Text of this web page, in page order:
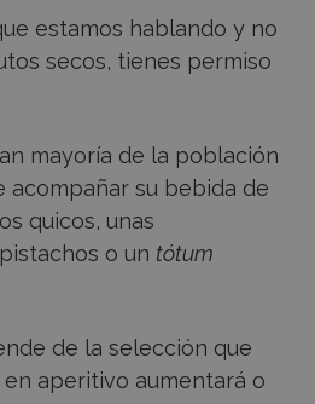
estamos hablando y no
secos, tienes permiso
mayoría de la población
acompañar su bebida de
quicos, unas
o un tótum
de la selección que
aperitivo aumentará o